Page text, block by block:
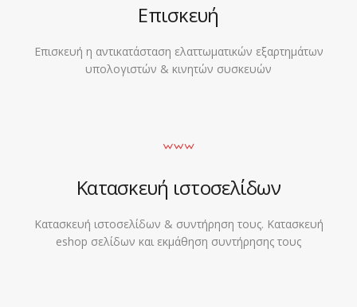
Επισκευή
Επισκευή η αντικατάσταση ελαττωματικών εξαρτημάτων
υπολογιστών & κινητών συσκευών
Κατασκευή ιστοσελίδων
Κατασκευή ιστοσελίδων & συντήρηση τους. Κατασκευή
eshop σελίδων και εκμάθηση συντήρησης τους